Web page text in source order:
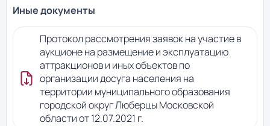
Иные документы
Протокол рассмотрения заявок на участие в
аукционе на размещение и эксплуатацию
аттракционов и иных объектов по
организации досуга населения на
территории муниципального образования
городской округ Люберцы Московской
области от 12.07.2021 г.